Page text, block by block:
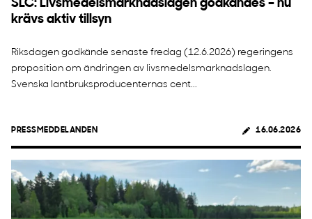
SLC: Livsmedelsmarknadslagen godkändes – nu
krävs aktiv tillsyn
Riksdagen godkände senaste fredag (12.6.2026) regeringens
proposition om ändringen av livsmedelsmarknadslagen.
Svenska lantbruksproducenternas cent...
PRESSMEDDELANDEN 16.06.2026